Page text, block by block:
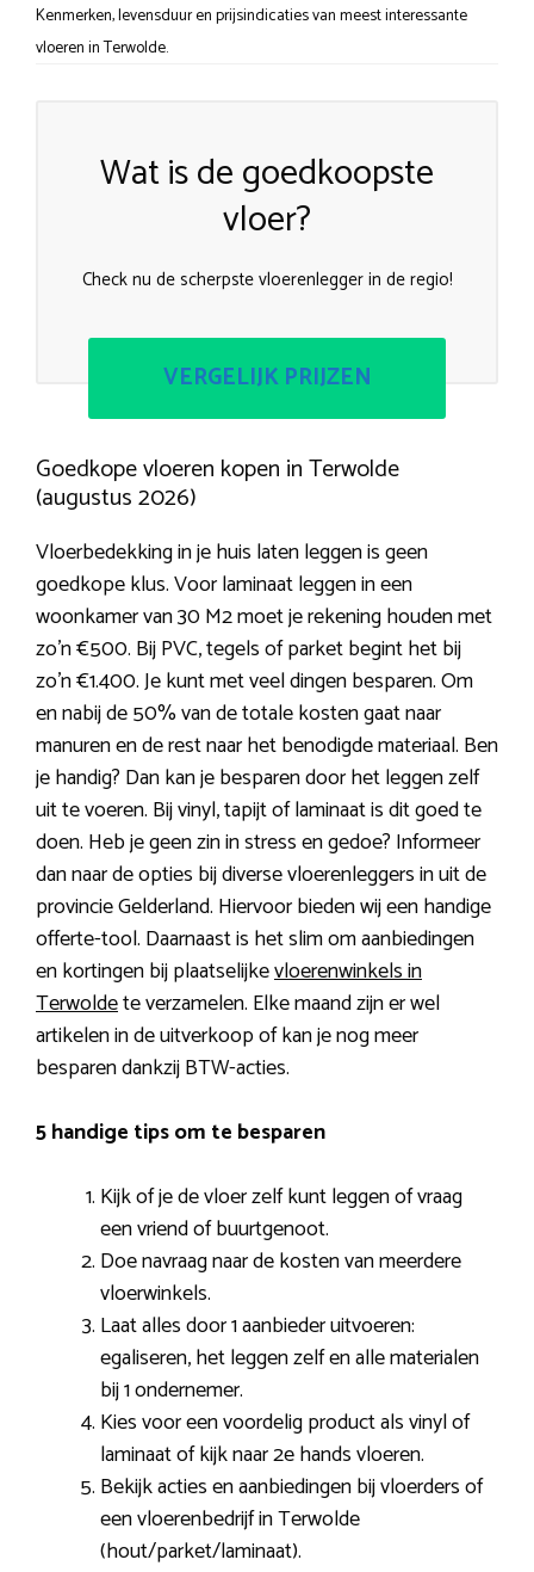
Kenmerken, levensduur en prijsindicaties van meest interessante
vloeren in Terwolde.
Wat is de goedkoopste
vloer?
Check nu de scherpste vloerenlegger in de regio!
VERGELIJK PRIJZEN
Goedkope vloeren kopen in Terwolde
(augustus 2026)
Vloerbedekking in je huis laten leggen is geen
goedkope klus. Voor laminaat leggen in een
woonkamer van 30 M2 moet je rekening houden met
zo’n €500. Bij PVC, tegels of parket begint het bij
zo’n €1.400. Je kunt met veel dingen besparen. Om
en nabij de 50% van de totale kosten gaat naar
manuren en de rest naar het benodigde materiaal. Ben
je handig? Dan kan je besparen door het leggen zelf
uit te voeren. Bij vinyl, tapijt of laminaat is dit goed te
doen. Heb je geen zin in stress en gedoe? Informeer
dan naar de opties bij diverse vloerenleggers in uit de
provincie Gelderland. Hiervoor bieden wij een handige
offerte-tool. Daarnaast is het slim om aanbiedingen
en kortingen bij plaatselijkevloerenwinkels in
Terwoldete verzamelen. Elke maand zijn er wel
artikelen in de uitverkoop of kan je nog meer
besparen dankzij BTW-acties.
5 handige tips om te besparen
Kijk of je de vloer zelf kunt leggen of vraag
een vriend of buurtgenoot.
Doe navraag naar de kosten van meerdere
vloerwinkels.
Laat alles door 1 aanbieder uitvoeren:
egaliseren, het leggen zelf en alle materialen
bij 1 ondernemer.
Kies voor een voordelig product als vinyl of
laminaat of kijk naar 2e hands vloeren.
Bekijk acties en aanbiedingen bij vloerders of
een vloerenbedrijf in Terwolde
(hout/parket/laminaat).